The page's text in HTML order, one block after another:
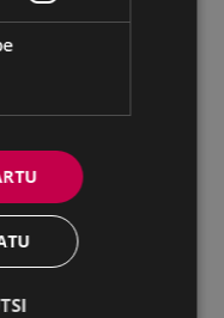
egokitu
lanak egiteko